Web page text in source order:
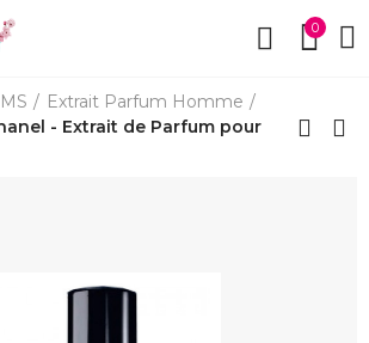
0
Extrait Parfum Homme
- Extrait de Parfum pour